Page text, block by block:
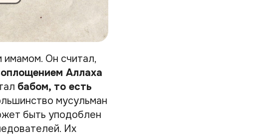
Он считал,
Аллаха
бабом, то есть
мусульман
быть уподоблен
Их